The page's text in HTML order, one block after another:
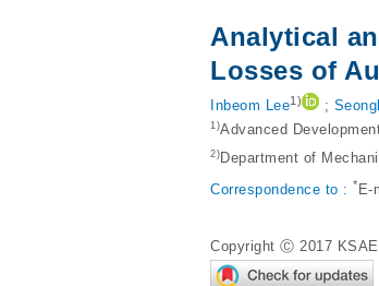
Analytical
Losses of
Inbeom Lee1) ;
1)Advanced
2) Department of
Correspondence to : * E-
Copyright Ⓒ 2017 KSAE